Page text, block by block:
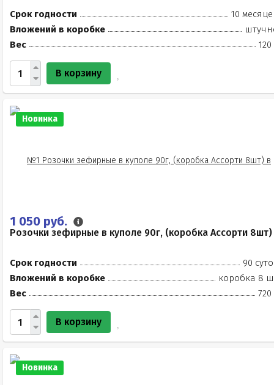
Срок годности
10
Вложений в коробке
Вес
120
В корзину
Новинка
1 050 руб.
Розочки зефирные в куполе 90г, (коробка Ассорти 8шт)
Срок годности
90
Вложений в коробке
коробка 8
Вес
720
В корзину
Новинка